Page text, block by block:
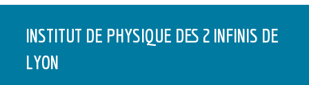
INSTITUT DE PHYSIQUE DES 2 INFINIS DE
LYON